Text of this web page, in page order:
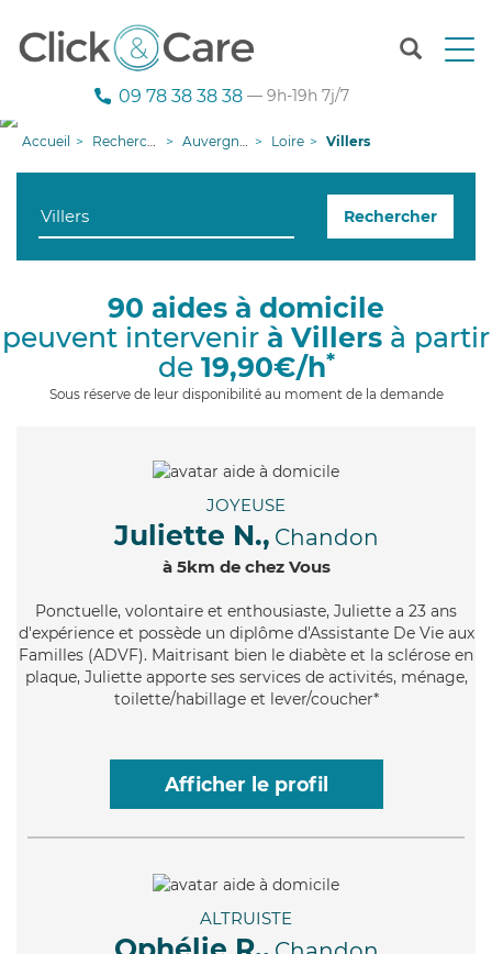
T
n
g
i
09 78 38 38 38 — 9h-19h 7j/7
Accueil Recherche aide à domicile Auvergne-Rhône-Alpes Loire Villers
Rechercher
90 aides à domicile
peuvent intervenir à Villers à partir
de 19,90€/h*
Sous réserve de leur disponibilité au moment de la demande
JOYEUSE
Juliette N., Chandon
à 5km de chez Vous
Ponctuelle, volontaire et enthousiaste, Juliette a 23 ans
d'expérience et possède un diplôme d'Assistante De Vie aux
Familles (ADVF). Maitrisant bien le diabète et la sclérose en
plaque, Juliette apporte ses services de activités, ménage,
toilette/habillage et lever/coucher*
Afficher le profil
ALTRUISTE